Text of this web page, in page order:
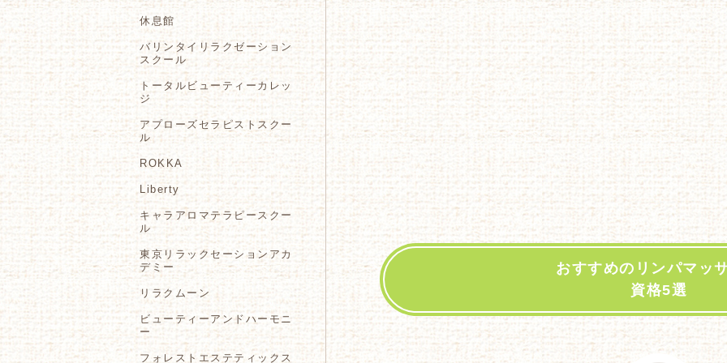
おすすめのリンパマッ
資格5選
休息館
バリンタイリラクゼーション
スクール
トータルビューティーカレッ
ジ
アプローズセラピストスクー
ル
ROKKA
Liberty
キャラアロマテラピースクー
ル
東京リラックセーションアカ
デミー
リラクムーン
ビューティーアンドハーモニ
ー
フォレストエステティックス